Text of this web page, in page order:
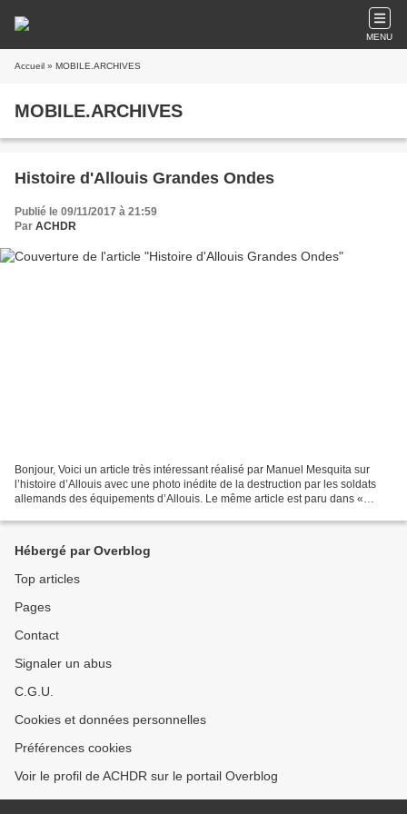
MENU
Accueil » MOBILE.ARCHIVES
MOBILE.ARCHIVES
Histoire d'Allouis Grandes Ondes
Publié le 09/11/2017 à 21:59
Par ACHDR
Bonjour, Voici un article très intéressant réalisé par Manuel Mesquita sur
l’histoire d’Allouis avec une photo inédite de la destruction par les soldats
allemands des équipements d’Allouis. Le même article est paru dans «
Hébergé par Overblog
Top articles
Pages
Contact
Signaler un abus
C.G.U.
Cookies et données personnelles
Préférences cookies
Voir le profil de ACHDR sur le portail Overblog